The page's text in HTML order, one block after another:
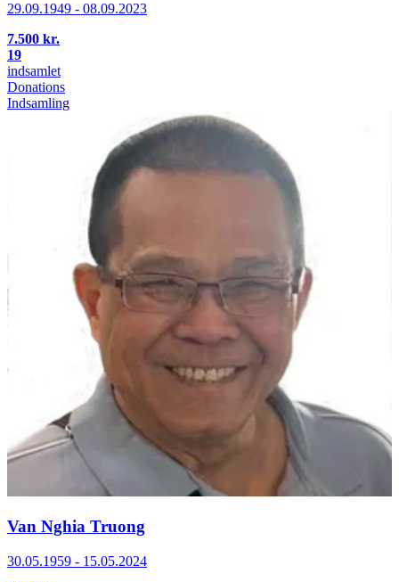
29.09.1949 - 08.09.2023
7.500 kr.
19
indsamlet
Donations
Indsamling
Van Nghia Truong
30.05.1959 - 15.05.2024